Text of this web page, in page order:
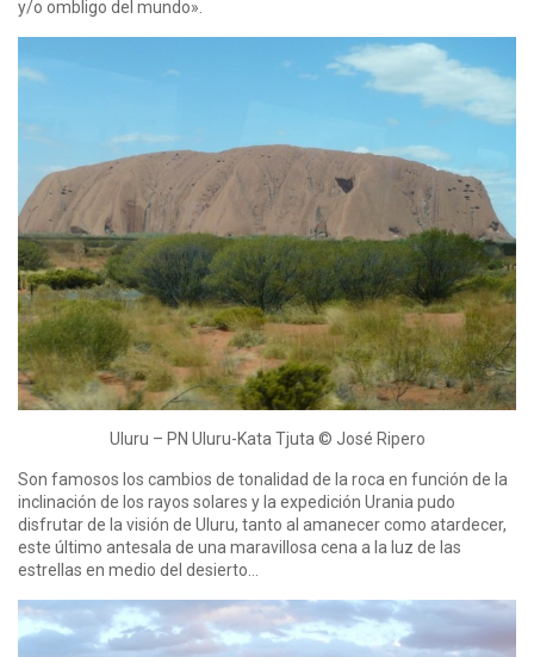
y/o ombligo del mundo».
Uluru – PN Uluru-Kata Tjuta © José Ripero
Son famosos los cambios de tonalidad de la roca en función de la
inclinación de los rayos solares y la expedición Urania pudo
disfrutar de la visión de Uluru, tanto al amanecer como atardecer,
este último antesala de una maravillosa cena a la luz de las
estrellas en medio del desierto…